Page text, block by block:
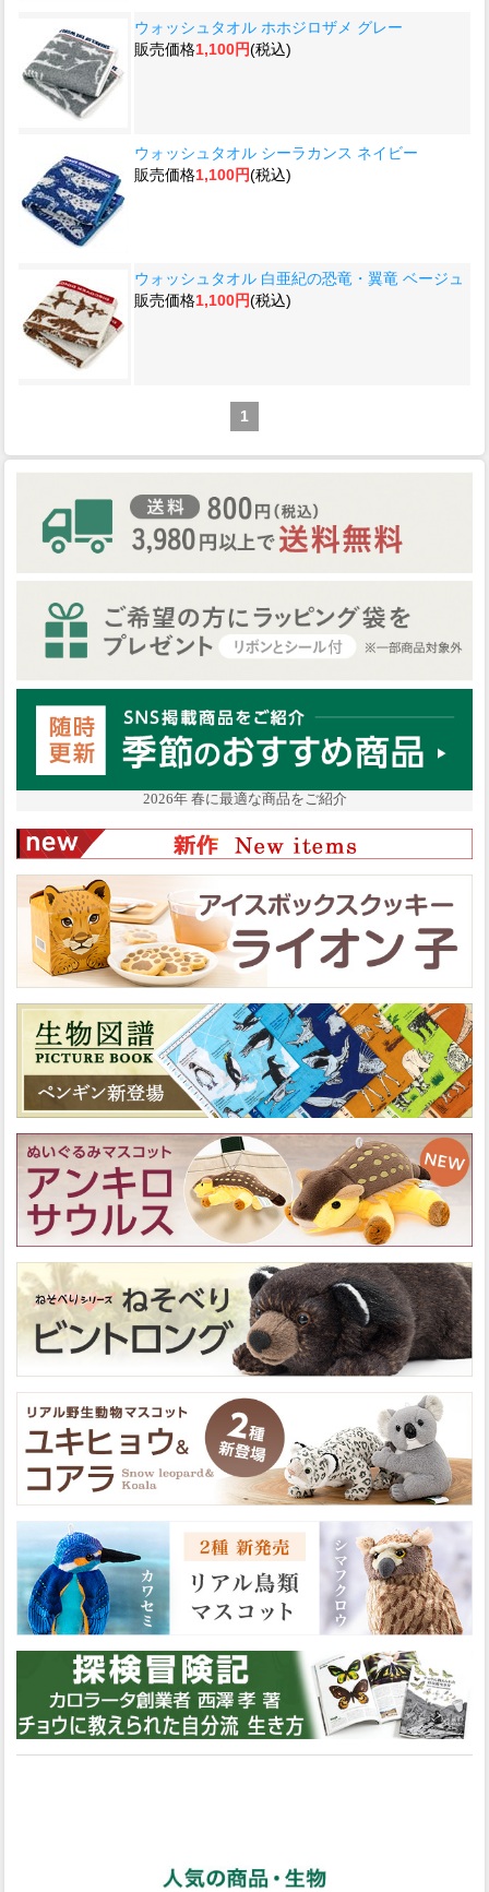
ウォッシュタオル ホホジロザメ グレー
販売価格1,100円(税込)
ウォッシュタオル シーラカンス ネイビー
販売価格1,100円(税込)
ウォッシュタオル 白亜紀の恐竜・翼竜 ベージュ
販売価格1,100円(税込)
1